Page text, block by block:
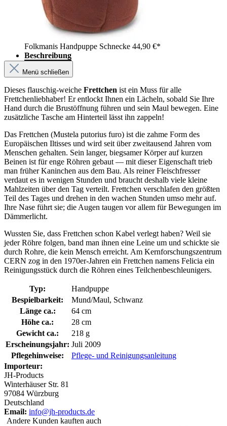
Folkmanis Handpuppe Schnecke 44,90 €*
Beschreibung
Menü schließen
Dieses flauschig-weiche Frettchen ist ein Muss für alle
Frettchenliebhaber! Er entlockt Ihnen ein Lächeln, sobald Sie Ihre
Hand durch die Brustöffnung führen und sein Maul bewegen. Eine
zusätzliche Tasche am Hinterteil lässt ihn zappeln!
Das Frettchen (Mustela putorius furo) ist die zahme Form des
Europäischen Iltisses und wird seit über zweitausend Jahren vom
Menschen gehalten. Sein langer, biegsamer Körper auf kurzen
Beinen ist für enge Röhren gebaut — mit dieser Eigenschaft trieb
man früher Kaninchen aus dem Bau. Als reiner Fleischfresser
verdaut es in wenigen Stunden und braucht deshalb viele kleine
Mahlzeiten über den Tag verteilt. Frettchen verschlafen den größten
Teil des Tages und drehen in den wachen Stunden umso mehr auf.
Ihre Nase führt sie; die Augen taugen vor allem für Bewegungen im
Dämmerlicht.
Wussten Sie, dass Frettchen schon Kabel verlegt haben? Weil sie
jeder Röhre folgen, band man ihnen eine Leine um und schickte sie
durch Rohre, die kein Mensch erreicht. Am Kernforschungszentrum
CERN zog in den 1970er-Jahren ein Frettchen namens Felicia ein
Reinigungsstück durch die Röhren eines Teilchenbeschleunigers.
Typ:
Handpuppe
Bespielbarkeit:
Mund/Maul, Schwanz
Länge ca.:
64 cm
Höhe ca.:
28 cm
Gewicht ca.:
218 g
Erscheinungsjahr: Juli 2009
Pflegehinweise:
Pflege- und Reinigungsanleitung
Importeur:
JH-Products
Winterhäuser Str. 81
97084 Würzburg
Deutschland
Email: info@jh-products.de
Andere Kunden kauften auch